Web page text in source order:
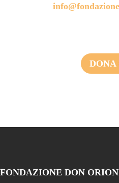
DONA
FONDAZIONE DON